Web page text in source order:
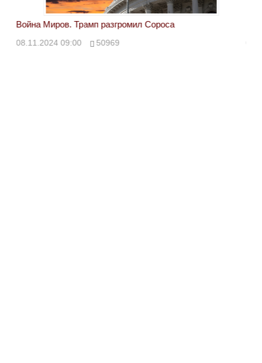
Война Миров. Трамп разгромил Сороса
08.11.2024 09:00 50969